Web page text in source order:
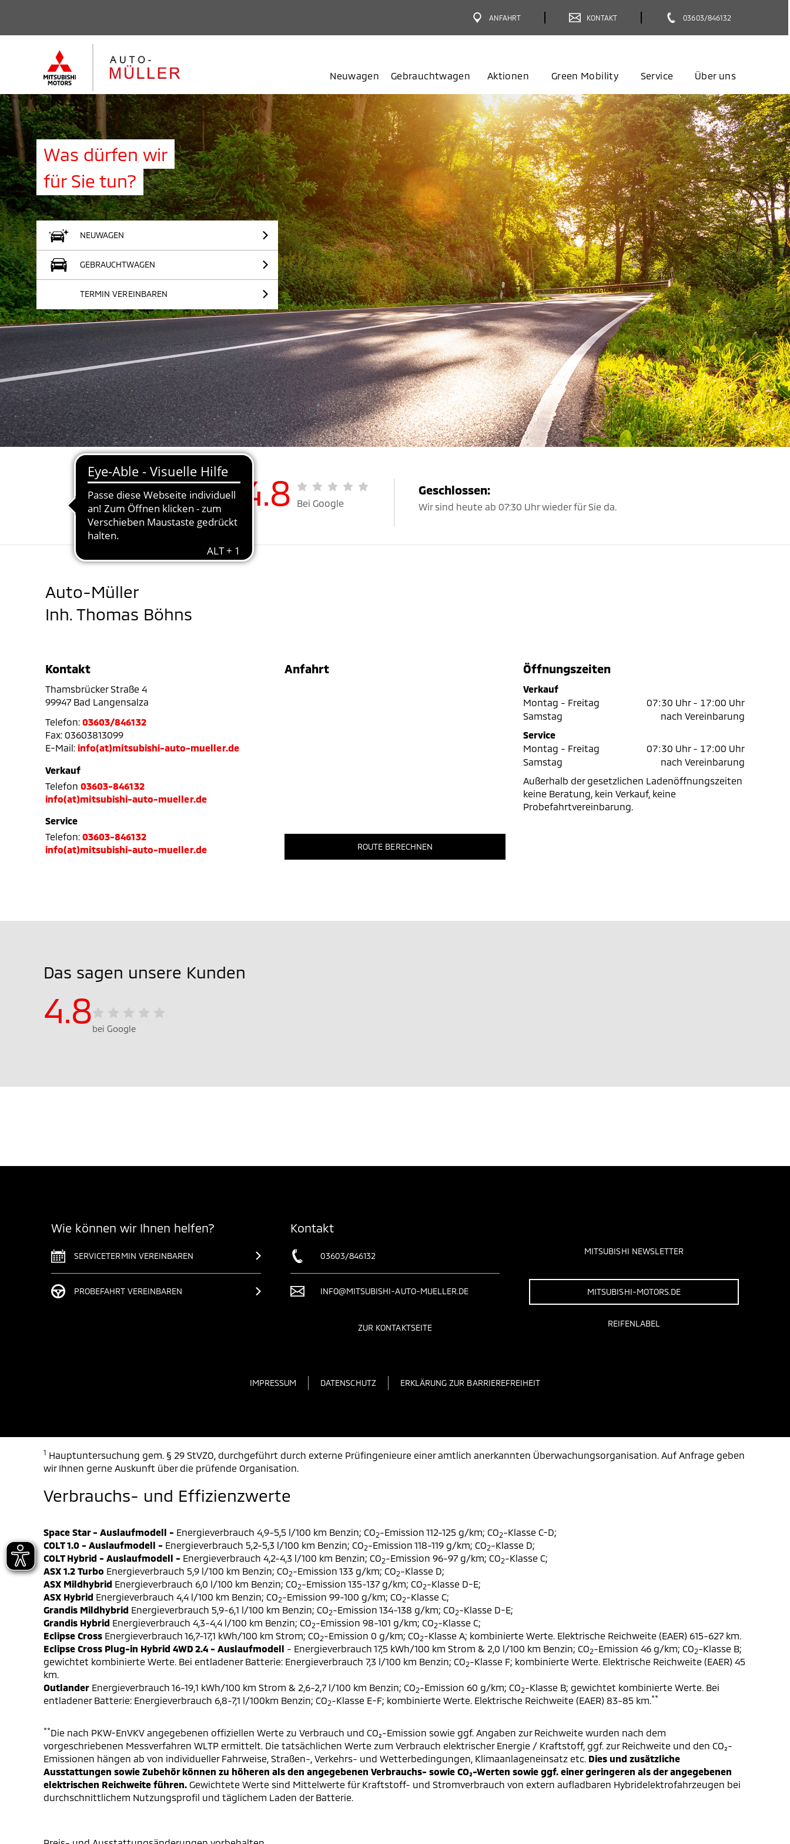
ANFAHRT KONTAKT 03603/846132
Neuwagen Gebrauchtwagen Aktionen Green Mobility Service Über uns
Was dürfen wir
für Sie tun?
NEUWAGEN
GEBRAUCHTWAGEN
TERMIN VEREINBAREN
4.8 Bei Google
Geschlossen:
Wir sind heute ab 07:30 Uhr wieder für Sie da.
Auto-Müller
Inh. Thomas Böhns
Kontakt
Thamsbrücker Straße 4
99947 Bad Langensalza
Telefon: 03603/846132
Fax: 03603813099
E-Mail: info(at)mitsubishi-auto-mueller.de
Verkauf
Telefon 03603-846132
info(at)mitsubishi-auto-mueller.de
Service
Telefon: 03603-846132
info(at)mitsubishi-auto-mueller.de
Anfahrt
ROUTE BERECHNEN
Öffnungszeiten
Verkauf
Montag - Freitag
07:30 Uhr - 17:00 Uhr
Samstag
nach Vereinbarung
Service
Montag - Freitag
07:30 Uhr - 17:00 Uhr
Samstag
nach Vereinbarung
Außerhalb der gesetzlichen Ladenöffnungszeiten
keine Beratung, kein Verkauf, keine
Probefahrtvereinbarung.
Das sagen unsere Kunden
4.8bei Google
Wie können wir Ihnen helfen?
SERVICETERMIN VEREINBAREN
PROBEFAHRT VEREINBAREN
Kontakt
03603/846132
INFO@MITSUBISHI-AUTO-MUELLER.DE
ZUR KONTAKTSEITE
MITSUBISHI NEWSLETTER
MITSUBISHI-MOTORS.DE
REIFENLABEL
IMPRESSUM DATENSCHUTZ ERKLÄRUNG ZUR BARRIEREFREIHEIT
1 Hauptuntersuchung gem. § 29 StVZO, durchgeführt durch externe Prüfingenieure einer amtlich anerkannten Überwachungsorganisation. Auf Anfrage geben
wir Ihnen gerne Auskunft über die prüfende Organisation.
Verbrauchs- und Effizienzwerte
Space Star - Auslaufmodell - Energieverbrauch 4,9-5,5 l/100 km Benzin; CO2-Emission 112-125 g/km; CO2-Klasse C-D;
COLT 1.0 - Auslaufmodell - Energieverbrauch 5,2-5,3 l/100 km Benzin; CO2-Emission 118-119 g/km; CO2-Klasse D;
COLT Hybrid - Auslaufmodell - Energieverbrauch 4,2-4,3 l/100 km Benzin; CO2-Emission 96-97 g/km; CO2-Klasse C;
ASX 1.2 Turbo Energieverbrauch 5,9 l/100 km Benzin; CO2-Emission 133 g/km; CO2-Klasse D;
ASX Mildhybrid Energieverbrauch 6,0 l/100 km Benzin; CO2-Emission 135-137 g/km; CO2-Klasse D-E;
ASX Hybrid Energieverbrauch 4,4 l/100 km Benzin; CO2-Emission 99-100 g/km; CO2-Klasse C;
Grandis Mildhybrid Energieverbrauch 5,9-6,1 l/100 km Benzin; CO2-Emission 134-138 g/km; CO2-Klasse D-E;
Grandis Hybrid Energieverbrauch 4,3-4,4 l/100 km Benzin; CO2-Emission 98-101 g/km; CO2-Klasse C;
Eclipse Cross Energieverbrauch 16,7-17,1 kWh/100 km Strom; CO2-Emission 0 g/km; CO2-Klasse A; kombinierte Werte. Elektrische Reichweite (EAER) 615-627 km.
Eclipse Cross Plug-in Hybrid 4WD 2.4 - Auslaufmodell - Energieverbrauch 17,5 kWh/100 km Strom & 2,0 l/100 km Benzin; CO2-Emission 46 g/km; CO2-Klasse B;
gewichtet kombinierte Werte. Bei entladener Batterie: Energieverbrauch 7,3 l/100 km Benzin; CO2-Klasse F; kombinierte Werte. Elektrische Reichweite (EAER) 45
km.
Outlander Energieverbrauch 16-19,1 kWh/100 km Strom & 2,6-2,7 l/100 km Benzin; CO2-Emission 60 g/km; CO2-Klasse B; gewichtet kombinierte Werte. Bei
entladener Batterie: Energieverbrauch 6,8-7,1 l/100km Benzin; CO2-Klasse E-F; kombinierte Werte. Elektrische Reichweite (EAER) 83-85 km.**
**Die nach PKW-EnVKV angegebenen offiziellen Werte zu Verbrauch und CO₂-Emission sowie ggf. Angaben zur Reichweite wurden nach dem
vorgeschriebenen Messverfahren WLTP ermittelt. Die tatsächlichen Werte zum Verbrauch elektrischer Energie / Kraftstoff, ggf. zur Reichweite und den CO₂-
Emissionen hängen ab von individueller Fahrweise, Straßen-, Verkehrs- und Wetterbedingungen, Klimaanlageneinsatz etc. Dies und zusätzliche
Ausstattungen sowie Zubehör können zu höheren als den angegebenen Verbrauchs- sowie CO₂-Werten sowie ggf. einer geringeren als der angegebenen
elektrischen Reichweite führen. Gewichtete Werte sind Mittelwerte für Kraftstoff- und Stromverbrauch von extern aufladbaren Hybridelektrofahrzeugen bei
durchschnittlichem Nutzungsprofil und täglichem Laden der Batterie.